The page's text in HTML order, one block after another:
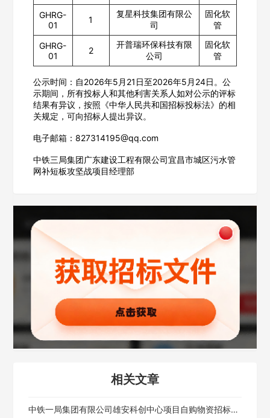
GHRG-
01
1
复星科技集团有限公
司
固化软
管
GHRG-
01
2
开普瑞环保科技有限
公司
固化软
管
公示时间：自2026年5月21日至2026年5月24日。公
示期间，所有投标人和其他利害关系人如对公示的评标
结果有异议，按照《中华人民共和国招标投标法》的相
关规定，可向招标人提出异议。
电子邮箱：827314195@qq.com
中铁三局集团广东建设工程有限公司宜昌市城区污水管
网补短板攻坚战项目经理部
相关文章
中铁一局集团有限公司雄安科创中心项目自购物资招标采购（铝合金窗户）中标候选人公示
欢迎入驻供应商
公司所在地
请选择省市